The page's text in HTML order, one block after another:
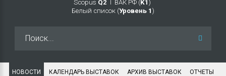
Scopus Q2 Ι ВАК РФ (K1 )
Белый список (Уровень 1 )
НОВОСТИ КАЛЕНДАРЬ ВЫСТАВОК АРХИВ ВЫСТАВОК ОТЧЕТЫ